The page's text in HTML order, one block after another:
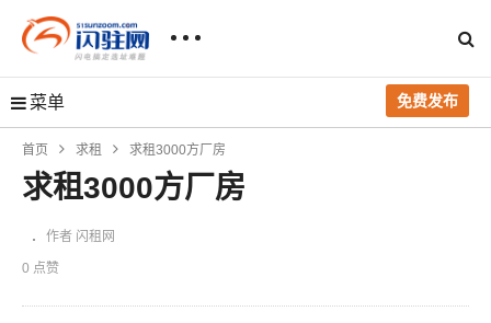
菜单 免费发布
首页 求租 求租3000方厂房
求租3000方厂房
作者 闪租网
0 点赞